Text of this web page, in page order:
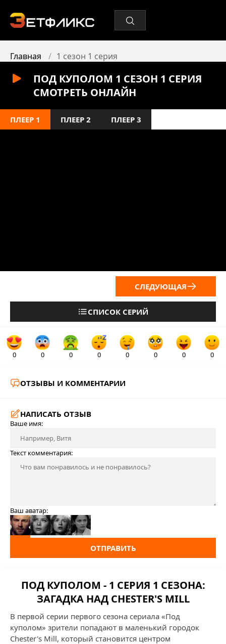
Главная 1 сезон 1 серия
ПОД КУПОЛОМ 1 СЕЗОН 1 СЕРИЯ
СМОТРЕТЬ ОНЛАЙН
ПЛЕЕР 1 ПЛЕЕР 2 ПЛЕЕР 3
СПИСОК СЕРИЙ
СЛЕДУЮЩАЯ
0 0 0 0 0 0 0 0
ОТЗЫВЫ И КОММЕНТАРИИ
НАПИСАТЬ ОТЗЫВ
Ваше имя:
Текст комментария:
Ваш аватар:
ОТПРАВИТЬ
ПОД КУПОЛОМ - 1 СЕРИЯ 1 СЕЗОНА:
ЗАГАДКА НАД CHESTER'S MILL
В первой серии первого сезона сериала «Под
куполом» зрители попадают в маленький городок
Chester's Mill, который становится центром